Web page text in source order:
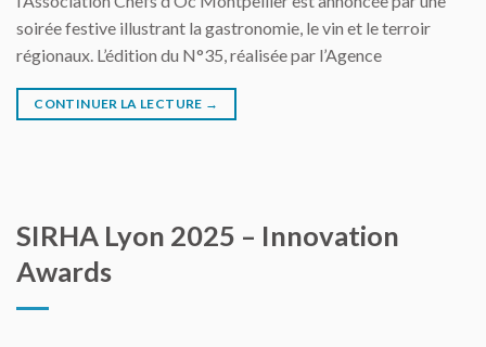
soirée festive illustrant la gastronomie, le vin et le terroir
régionaux. L’édition du N°35, réalisée par l’Agence
CONTINUER LA LECTURE →
SIRHA Lyon 2025 – Innovation
Awards